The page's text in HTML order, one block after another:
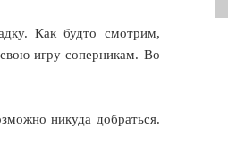
Как будто смотрим,
игру соперникам. Во
никуда добраться.